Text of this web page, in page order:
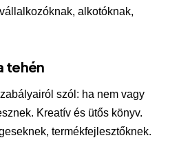
alkotóknak,
tehén
szól: ha nem vagy
Kreatív és ütős könyv.
termékfejlesztőknek.